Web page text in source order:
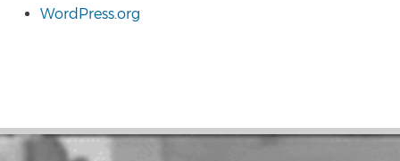
WordPress.org